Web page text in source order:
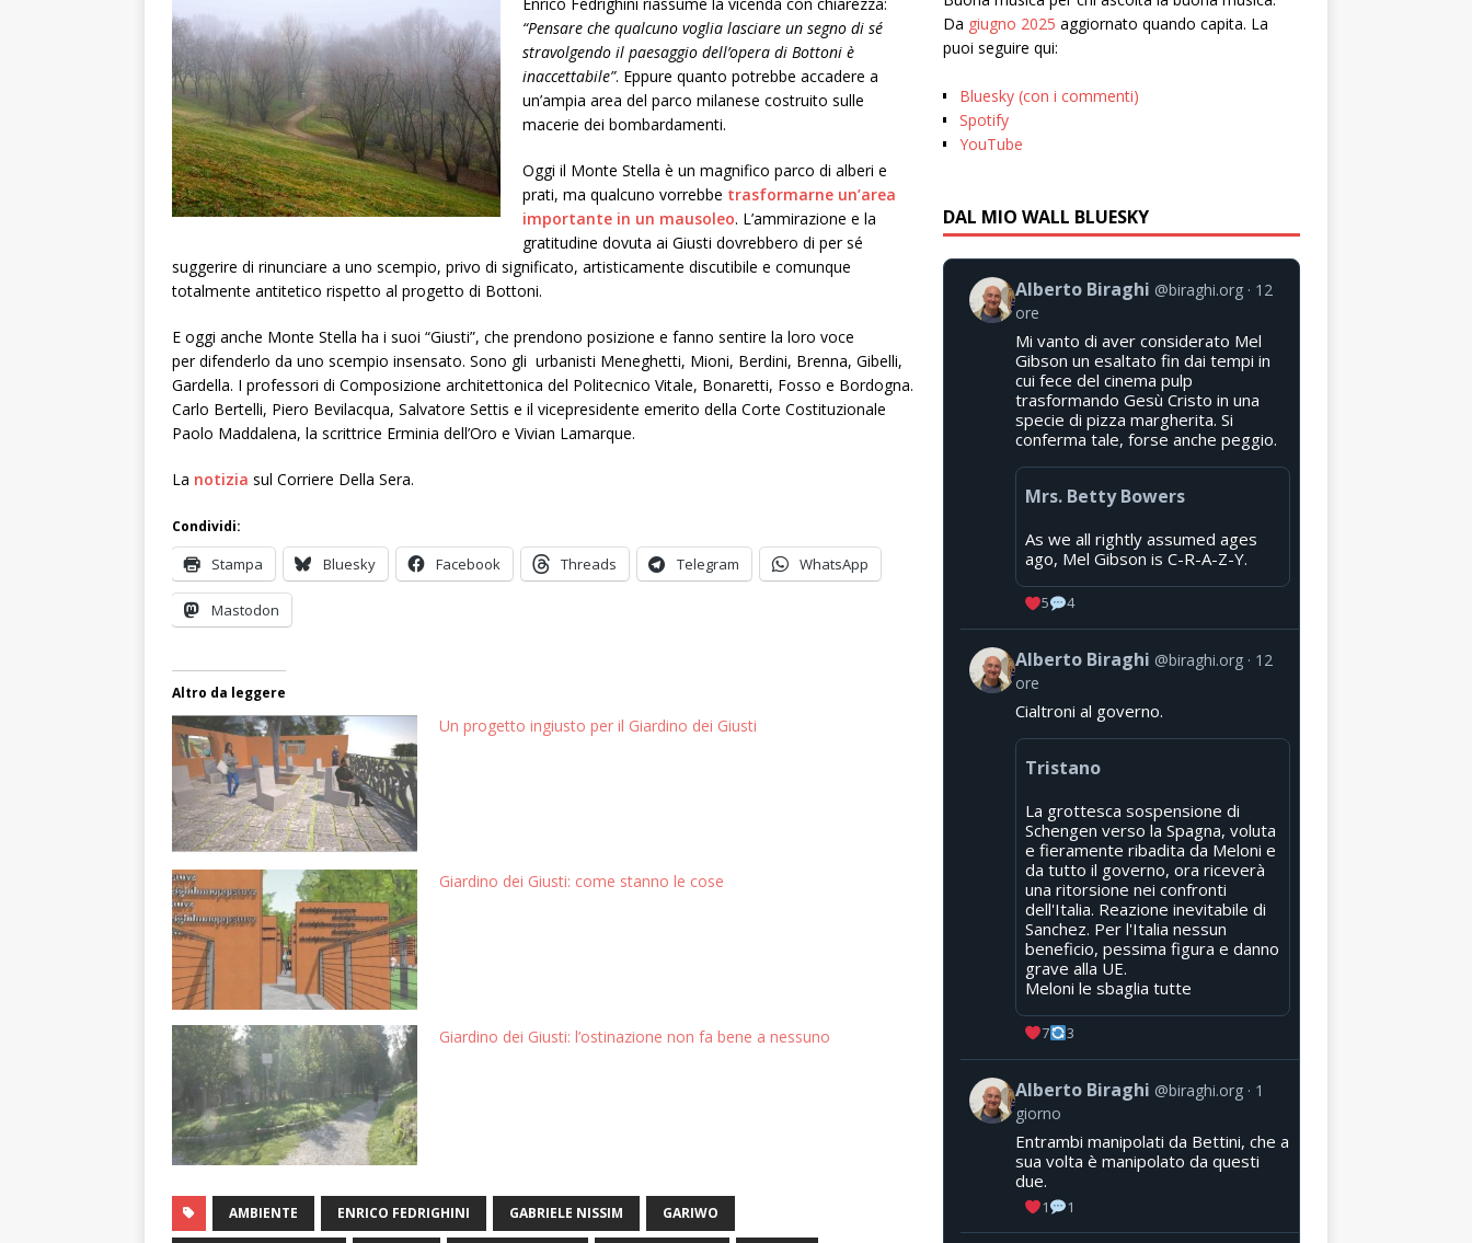
“Pensare che qualcuno voglia lasciare un segno di sé
stravolgendo il paesaggio dell’opera di Bottoni è
inaccettabile”. Eppure quanto potrebbe accadere a
un’ampia area del parco milanese costruito sulle
macerie dei bombardamenti.
Oggi il Monte Stella è un magnifico parco di alberi e
prati, ma qualcuno vorrebbe trasformarne un’area
importante in un mausoleo. L’ammirazione e la
gratitudine dovuta ai Giusti dovrebbero di per sé
suggerire di rinunciare a uno scempio, privo di significato, artisticamente discutibile e comunque
totalmente antitetico rispetto al progetto di Bottoni.
E oggi anche Monte Stella ha i suoi “Giusti”, che prendono posizione e fanno sentire la loro voce
per difenderlo da uno scempio insensato. Sono gli urbanisti Meneghetti, Mioni, Berdini, Brenna, Gibelli,
Gardella. I professori di Composizione architettonica del Politecnico Vitale, Bonaretti, Fosso e Bordogna.
Carlo Bertelli, Piero Bevilacqua, Salvatore Settis e il vicepresidente emerito della Corte Costituzionale
Paolo Maddalena, la scrittrice Erminia dell’Oro e Vivian Lamarque.
La notizia sul Corriere Della Sera.
Condividi:
Stampa Bluesky Facebook Threads Telegram WhatsApp
Mastodon
Altro da leggere
Un progetto ingiusto per il Giardino dei Giusti
Giardino dei Giusti: come stanno le cose
Giardino dei Giusti: l’ostinazione non fa bene a nessuno
AMBIENTE ENRICO FEDRIGHINI GABRIELE NISSIM GARIWO
Da giugno 2025 aggiornato quando capita. La
puoi seguire qui:
Bluesky (con i commenti)
Spotify
YouTube
DAL MIO WALL BLUESKY
Alberto Biraghi @biraghi.org
12
ore
Mi vanto di aver considerato Mel
Gibson un esaltato fin dai tempi in
cui fece del cinema pulp
trasformando Gesù Cristo in una
specie di pizza margherita. Si
conferma tale, forse anche peggio.
Mrs. Betty Bowers
As we all rightly assumed ages
ago, Mel Gibson is C-R-A-Z-Y.
5 4
Alberto Biraghi @biraghi.org
12
ore
Cialtroni al governo.
Tristano
La grottesca sospensione di
Schengen verso la Spagna, voluta
e fieramente ribadita da Meloni e
da tutto il governo, ora riceverà
una ritorsione nei confronti
dell'Italia. Reazione inevitabile di
Sanchez. Per l'Italia nessun
beneficio, pessima figura e danno
grave alla UE.
Meloni le sbaglia tutte
7 3
Alberto Biraghi @biraghi.org
1
giorno
Entrambi manipolati da Bettini, che a
sua volta è manipolato da questi
due.
1 1